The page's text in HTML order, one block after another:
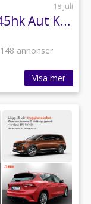
18 juli
Peugeot 5008 GT Hybrid 145hk Aut KAMPANJ BRÄNSLE INGÅR
148 annonser
Visa mer